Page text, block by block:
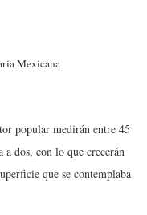
Mexicana
popular medirán entre 45
a dos, con lo que crecerán
que se contemplaba